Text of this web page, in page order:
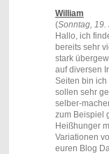
William
(Sonntag, 19.
Hallo, ich
bereits sehr
stark
auf diversen
Seiten bin ich
sollen sehr
selber-
zum Beispiel
Heißhunger
Variationen
euren Blog